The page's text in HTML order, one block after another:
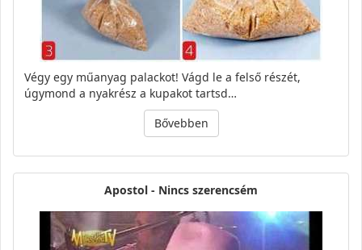
Végy egy műanyag palackot! Vágd le a felső részét,
úgymond a nyakrész a kupakot tartsd…
Bővebben
Apostol - Nincs szerencsém